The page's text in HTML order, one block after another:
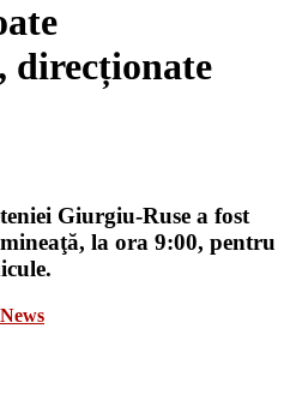
direcționate
Giurgiu-Ruse a fost
la ora 9:00, pentru